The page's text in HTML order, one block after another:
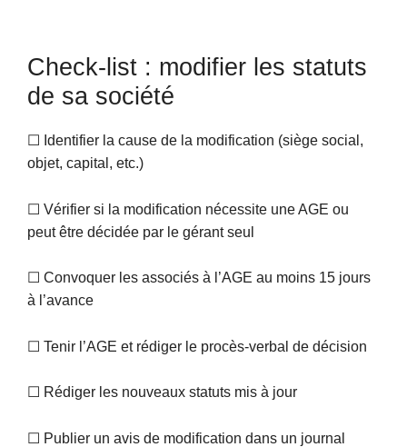
Check-list : modifier les statuts
de sa société
☐ Identifier la cause de la modification (siège social,
objet, capital, etc.)
☐ Vérifier si la modification nécessite une AGE ou
peut être décidée par le gérant seul
☐ Convoquer les associés à l’AGE au moins 15 jours
à l’avance
☐ Tenir l’AGE et rédiger le procès-verbal de décision
☐ Rédiger les nouveaux statuts mis à jour
☐ Publier un avis de modification dans un journal